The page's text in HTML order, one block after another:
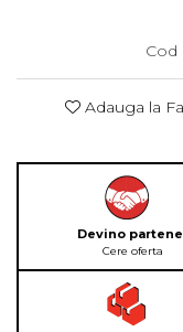
Cod
Adauga la
Devino
Cere oferta